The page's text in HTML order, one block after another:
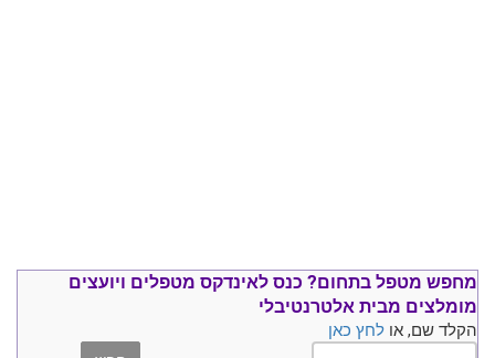
מחפש מטפל בתחום? כנס לאינדקס מטפלים ויועצים
מומלצים מבית אלטרנטיבלי
הקלד שם, או לחץ כאן